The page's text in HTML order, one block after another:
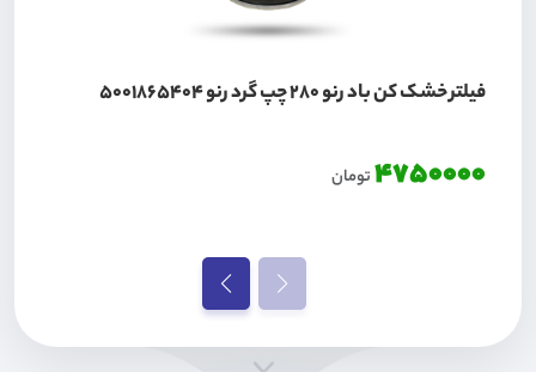
فیلتر خشک کن باد رنو 280 چپ گرد رنو 5001865404
4750000تومان